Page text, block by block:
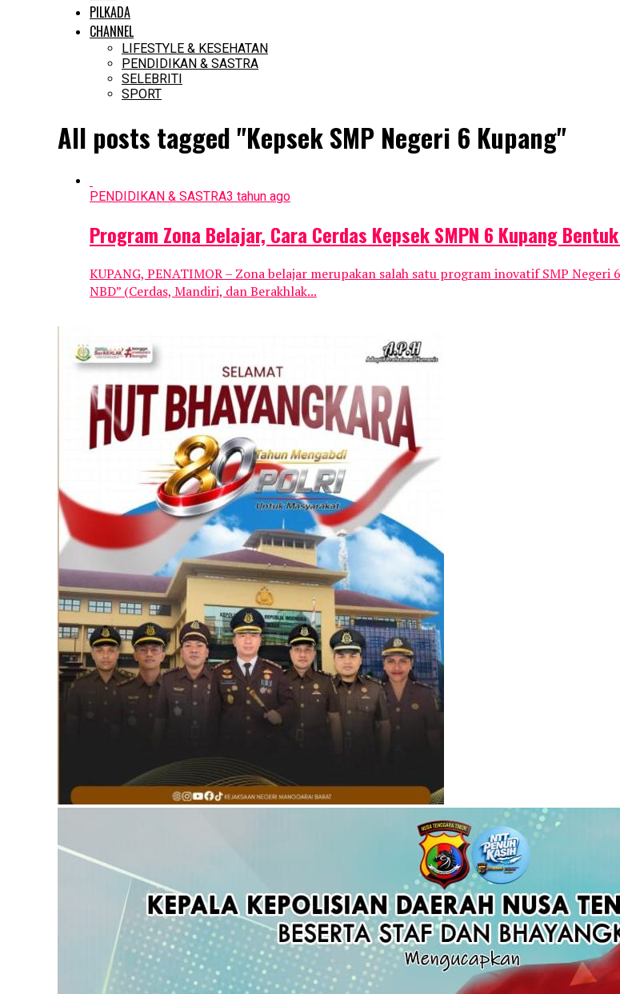
PILKADA
CHANNEL
LIFESTYLE & KESEHATAN
PENDIDIKAN & SASTRA
SELEBRITI
SPORT
All posts tagged "Kepsek SMP Negeri 6 Kupang"
PENDIDIKAN & SASTRA3 tahun ago
Program Zona Belajar, Cara Cerdas Kepsek SMPN 6 Kupang
KUPANG, PENATIMOR – Zona belajar merupakan salah satu program inovatif SMP
NBD” (Cerdas, Mandiri, dan Berakhlak...